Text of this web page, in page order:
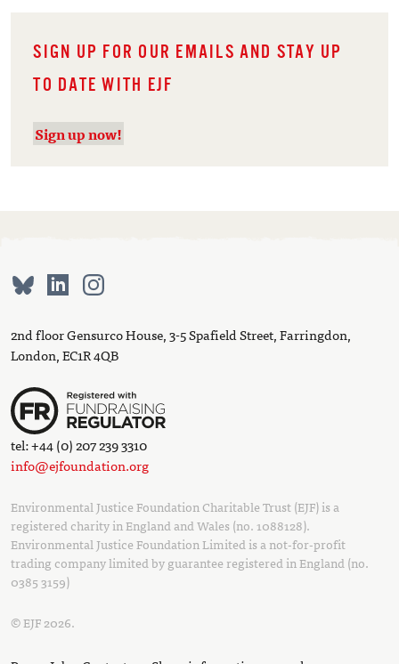
SIGN UP FOR OUR EMAILS AND STAY UP
TO DATE WITH EJF
Sign up now!
2nd floor Gensurco House, 3-5 Spafield Street, Farringdon,
London, EC1R 4QB
tel: +44 (0) 207 239 3310
info@ejfoundation.org
Environmental Justice Foundation Charitable Trust (EJF) is a
registered charity in England and Wales (no. 1088128).
Environmental Justice Foundation Limited is a not-for-profit
trading company limited by guarantee registered in England (no.
0385 3159)
© EJF 2026.